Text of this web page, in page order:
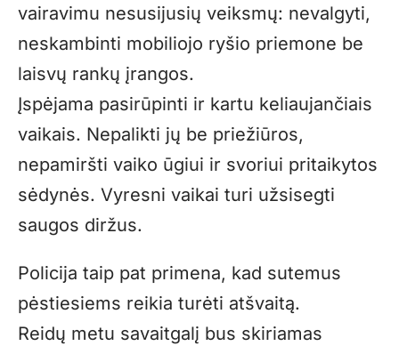
vairavimu nesusijusių veiksmų: nevalgyti,
neskambinti mobiliojo ryšio priemone be
laisvų rankų įrangos.
Įspėjama pasirūpinti ir kartu keliaujančiais
vaikais. Nepalikti jų be priežiūros,
nepamiršti vaiko ūgiui ir svoriui pritaikytos
sėdynės. Vyresni vaikai turi užsisegti
saugos diržus.
Policija taip pat primena, kad sutemus
pėstiesiems reikia turėti atšvaitą.
Reidų metu savaitgalį bus skiriamas